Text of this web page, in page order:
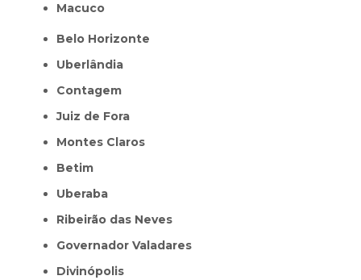
Macuco
Belo Horizonte
Uberlândia
Contagem
Juiz de Fora
Montes Claros
Betim
Uberaba
Ribeirão das Neves
Governador Valadares
Divinópolis